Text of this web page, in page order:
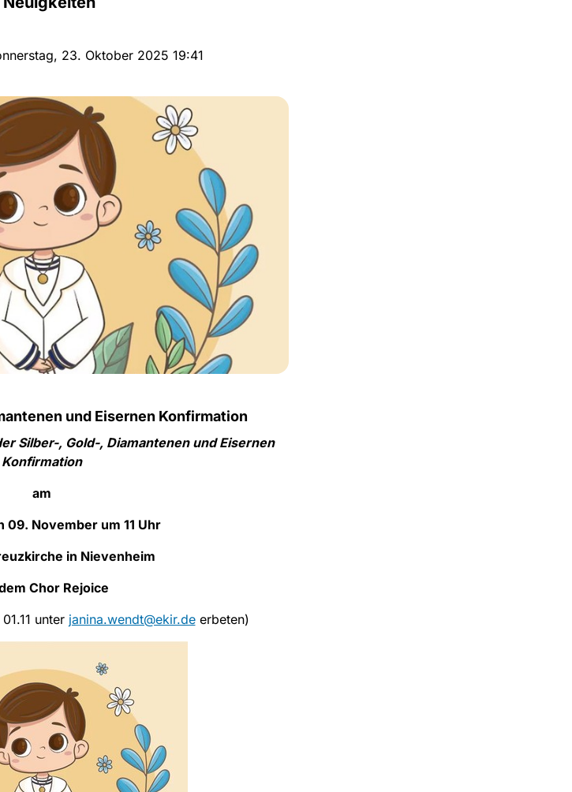
23. Oktober 2025 19:41
und Eisernen Konfirmation
Silber-, Gold-, Diamantenen und Eisernen
Konfirmation
am
09. November um 11 Uhr
in Nievenheim
Chor Rejoice
unter janina.wendt@ekir.deerbeten)